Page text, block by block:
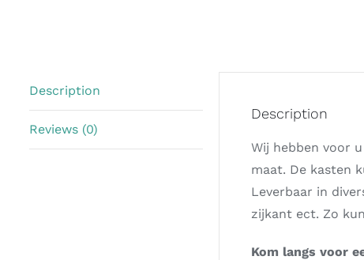
Description
Reviews (0)
Description
Wij hebben voor
maat. De kasten
Leverbaar in
zijkant ect. Zo
Kom langs voor